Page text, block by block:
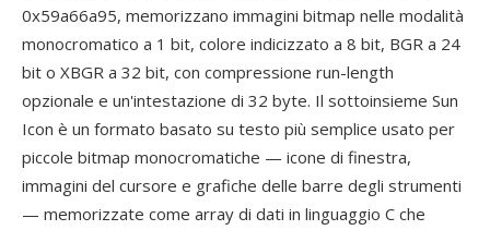
0x59a66a95, memorizzano immagini bitmap nelle modalità
monocromatico a 1 bit, colore indicizzato a 8 bit, BGR a 24
bit o XBGR a 32 bit, con compressione run-length
opzionale e un'intestazione di 32 byte. Il sottoinsieme Sun
Icon è un formato basato su testo più semplice usato per
piccole bitmap monocromatiche — icone di finestra,
immagini del cursore e grafiche delle barre degli strumenti
— memorizzate come array di dati in linguaggio C che